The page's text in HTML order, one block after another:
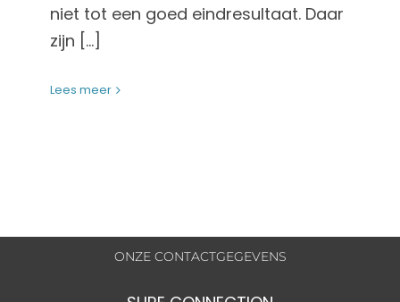
niet tot een goed eindresultaat. Daar
zijn [...]
Lees meer
ONZE CONTACTGEGEVENS